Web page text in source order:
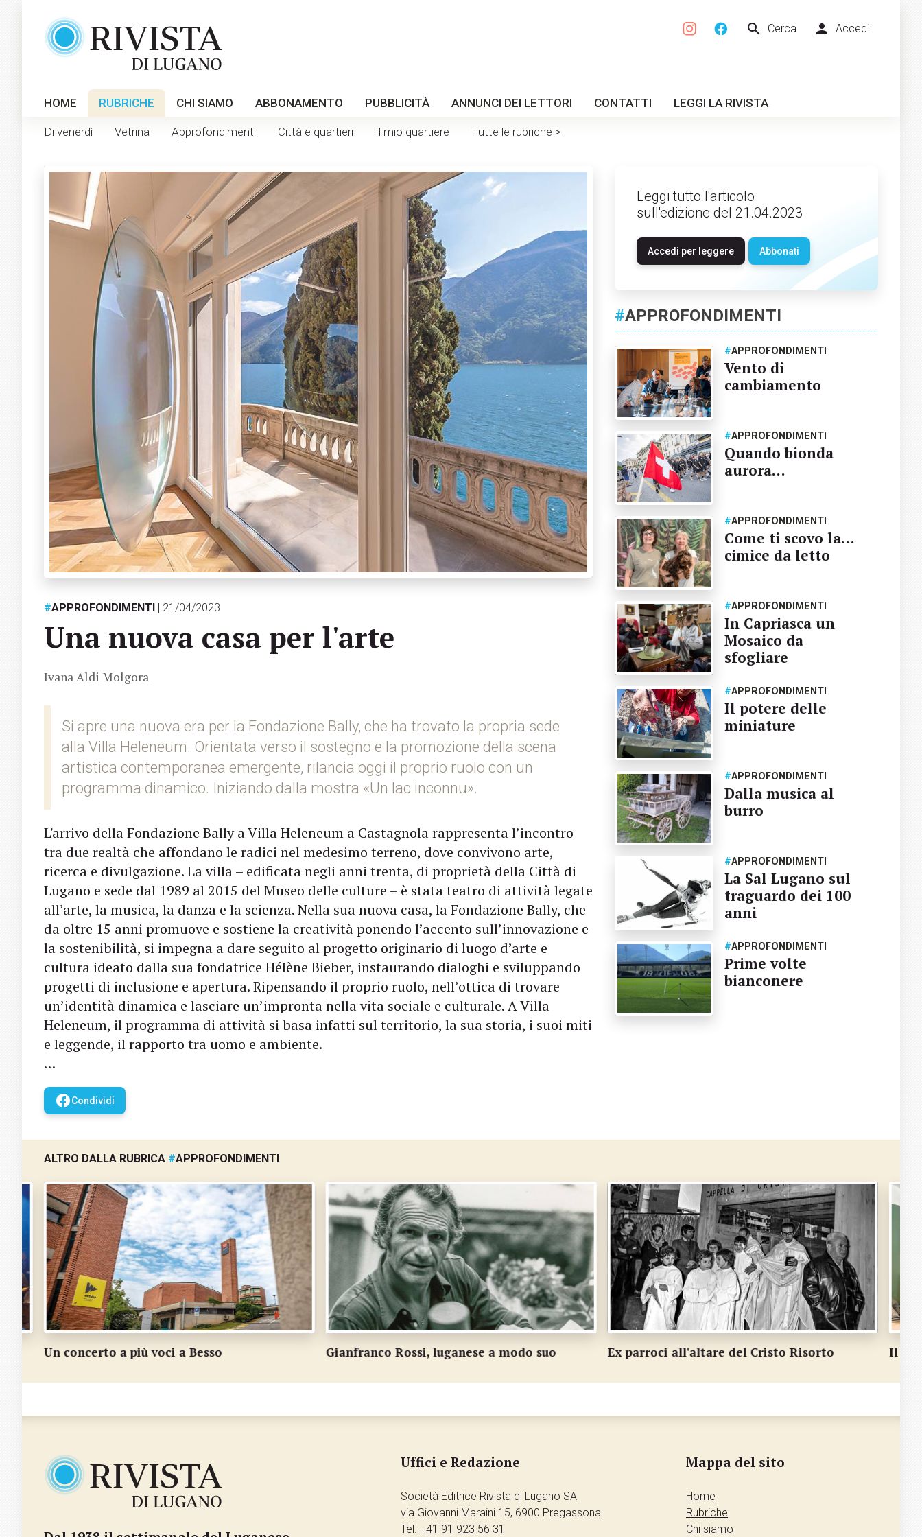
search Cerca person Accedi
HOME RUBRICHE CHI SIAMO ABBONAMENTO PUBBLICITÀ ANNUNCI DEI LETTORI CONTATTI LEGGI LA RIVISTA
Di venerdì Vetrina Approfondimenti Città e quartieri Il mio quartiere Tutte le rubriche >
#APPROFONDIMENTI | 21/04/2023
Una nuova casa per l'arte
Ivana Aldi Molgora
Si apre una nuova era per la Fondazione Bally, che ha trovato la propria sede
alla Villa Heleneum. Orientata verso il sostegno e la promozione della scena
artistica contemporanea emergente, rilancia oggi il proprio ruolo con un
programma dinamico. Iniziando dalla mostra «Un lac inconnu».
L'arrivo della Fondazione Bally a Villa Heleneum a Castagnola rappresenta l’incontro
tra due realtà che affondano le radici nel medesimo terreno, dove convivono arte,
ricerca e divulgazione. La villa – edificata negli anni trenta, di proprietà della Città di
Lugano e sede dal 1989 al 2015 del Museo delle culture – è stata teatro di attività legate
all’arte, la musica, la danza e la scienza. Nella sua nuova casa, la Fondazione Bally, che
da oltre 15 anni promuove e sostiene la creatività ponendo l’accento sull’innovazione e
la sostenibilità, si impegna a dare seguito al progetto originario di luogo d’arte e
cultura ideato dalla sua fondatrice Hélène Bieber, instaurando dialoghi e sviluppando
progetti di inclusione e apertura. Ripensando il proprio ruolo, nell’ottica di trovare
un’identità dinamica e lasciare un’impronta nella vita sociale e culturale. A Villa
Heleneum, il programma di attività si basa infatti sul territorio, la sua storia, i suoi miti
e leggende, il rapporto tra uomo e ambiente.
…
facebookCondividi
Leggi tutto l'articolo
sull'edizione del 21.04.2023
Accedi per leggere Abbonati
#APPROFONDIMENTI
#APPROFONDIMENTI
Vento di
cambiamento
#APPROFONDIMENTI
Quando bionda
aurora…
#APPROFONDIMENTI
Come ti scovo la…
cimice da letto
#APPROFONDIMENTI
In Capriasca un
Mosaico da
sfogliare
#APPROFONDIMENTI
Il potere delle
miniature
#APPROFONDIMENTI
Dalla musica al
burro
#APPROFONDIMENTI
La Sal Lugano sul
traguardo dei 100
anni
#APPROFONDIMENTI
Prime volte
bianconere
ALTRO DALLA RUBRICA #APPROFONDIMENTI
Gianfranco Rossi, luganese a modo suo Ex parroci all'altare del Cristo Risorto Il volto giovane del fiume Cassarate
Uffici e Redazione
Società Editrice Rivista di Lugano SA
via Giovanni Maraini 15, 6900 Pregassona
Tel. +41 91 923 56 31
Mappa del sito
Home
Rubriche
Chi siamo